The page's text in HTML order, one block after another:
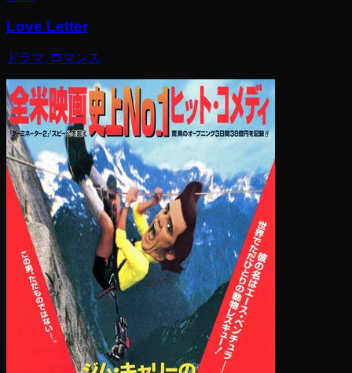
Love Letter
ドラマ, ロマンス